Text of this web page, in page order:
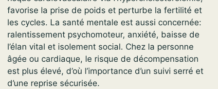
favorise la prise de poids et perturbe la fertilité et
les cycles. La santé mentale est aussi concernée:
ralentissement psychomoteur, anxiété, baisse de
l’élan vital et isolement social. Chez la personne
âgée ou cardiaque, le risque de décompensation
est plus élevé, d’où l’importance d’un suivi serré et
d’une reprise sécurisée.